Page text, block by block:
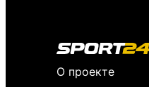
О проекте